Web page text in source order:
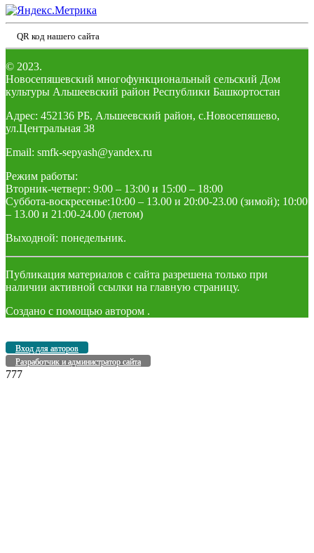
QR код нашего сайта
© 2023.
Новосепяшевский многофункциональный сельский Дом
культуры Альшеевский район Республики Башкортостан
Адрес: 452136 РБ, Альшеевский район, с.Новосепяшево,
ул.Центральная 38
Email: smfk-sepyash@yandex.ru
Режим работы:
Вторник-четверг: 9:00 – 13:00 и 15:00 – 18:00
Суббота-воскресенье:10:00 – 13.00 и 20:00-23.00 (зимой); 10:00
– 13.00 и 21:00-24.00 (летом)
Выходной: понедельник.
Публикация материалов с сайта разрешена только при
наличии активной ссылки на главную страницу.
Создано с помощью автором .
Вход для авторов
Разработчик и администратор сайта
777